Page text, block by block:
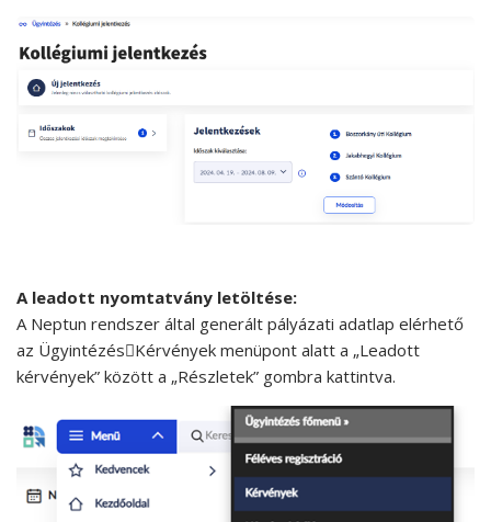
A leadott nyomtatvány letöltése:
A Neptun rendszer által generált pályázati adatlap elérhető
az ÜgyintézésKérvények menüpont alatt a „Leadott
kérvények” között a „Részletek” gombra kattintva.